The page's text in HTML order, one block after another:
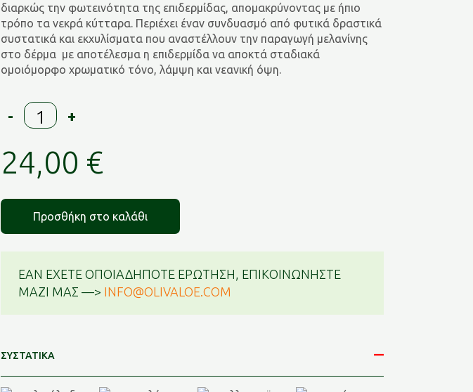
διαρκώς την φωτεινότητα της επιδερμίδας, απομακρύνοντας με ήπιο
τρόπο τα νεκρά κύτταρα. Περιέχει έναν συνδυασμό από φυτικά δραστικά
συστατικά και εκχυλίσματα που αναστέλλουν την παραγωγή μελανίνης
στο δέρμα με αποτέλεσμα η επιδερμίδα να αποκτά σταδιακά
ομοιόμορφο χρωματικό τόνο, λάμψη και νεανική όψη.
-
Λευκαντική
Κρέμα
με
Αντηλιακή
SPF20
ποσότητα
+
24,00 €
Προσθήκη στο καλάθι
ΕΑΝ ΕΧΕΤΕ ΟΠΟΙΑΔΗΠΟΤΕ ΕΡΩΤΗΣΗ, ΕΠΙΚΟΙΝΩΝΗΣΤΕ
ΜΑΖΙ ΜΑΣ —> INFO@OLIVALOE.COM
ΣΥΣΤΑΤΙΚΑ